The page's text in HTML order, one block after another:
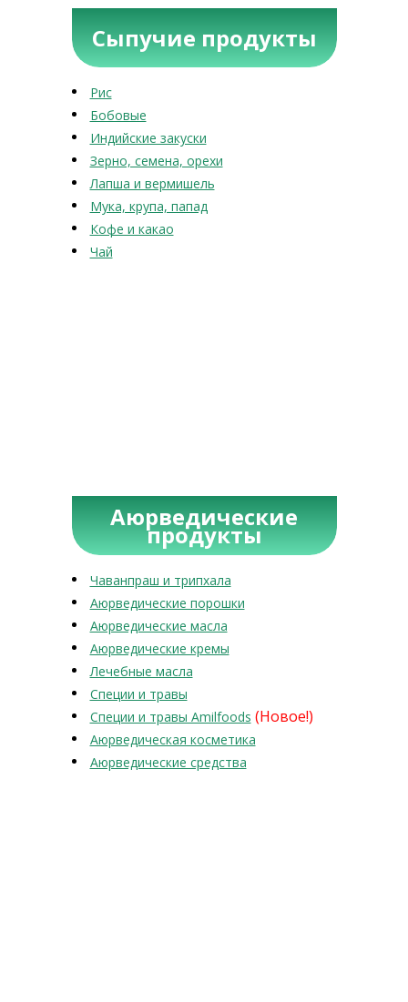
Сыпучие продукты
Рис
Бобовые
Индийские закуски
Зерно, семена, орехи
Лапша и вермишель
Мука, крупа, папад
Кофе и какао
Чай
Аюрведические
продукты
Чаванпраш и трипхала
Аюрведические порошки
Аюрведические масла
Аюрведические кремы
Лечебные масла
Специи и травы
Специи и травы Amilfoods (Новое!)
Аюрведическая косметика
Аюрведические средства